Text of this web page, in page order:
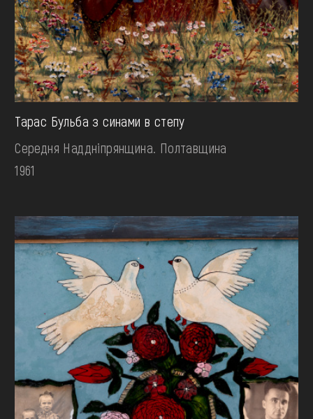
Тарас Бульба з синами в степу
Середня Наддніпрянщина. Полтавщина
1961